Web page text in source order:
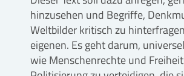
hinzusehen und Begriffe,
Weltbilder kritisch zu
eigenen. Es geht darum,
wie Menschenrechte und